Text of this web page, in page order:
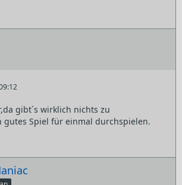
gibt´s wirklich nichts zu
gutes Spiel für einmal durchspielen.